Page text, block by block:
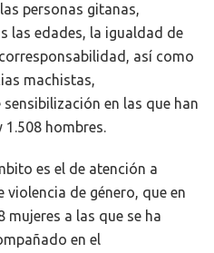
personas gitanas,
las edades, la igualdad de
así como
machistas,
sensibilización en las que han
1.508 hombres.
es el de atención a
de género, que en
mujeres a las que se ha
en el